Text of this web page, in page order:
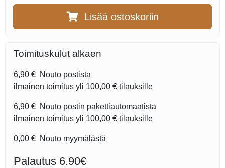
Lisää ostoskoriin
Toimituskulut alkaen
6,90 € Nouto postista
ilmainen toimitus yli 100,00 € tilauksille
6,90 € Nouto postin pakettiautomaatista
ilmainen toimitus yli 100,00 € tilauksille
0,00 € Nouto myymälästä
Palautus 6.90€